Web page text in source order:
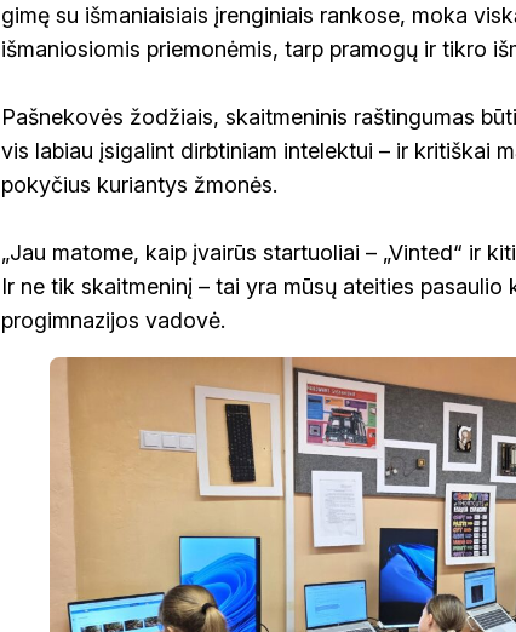
gimę su išmaniaisiais įrenginiais rankose, moka
išmaniosiomis priemonėmis, tarp pramogų ir tikro
Pašnekovės žodžiais, skaitmeninis raštingumas
vis labiau įsigalint dirbtiniam intelektui – ir kritiškai
pokyčius kuriantys žmonės.
„Jau matome, kaip įvairūs startuoliai – „Vinted“ ir
Ir ne tik skaitmeninį – tai yra mūsų ateities pasaulio
progimnazijos vadovė.